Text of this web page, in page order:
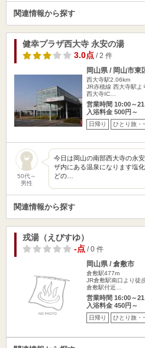
関連情報から探す
健幸プラザ西大寺 永安の湯
3.0点/ 2 件
岡山県 / 岡山市東
西大寺駅2.06km
JR赤穂線 西大寺駅よ
西大寺IC…
営業時間 10:00～
入浴料金 500円～
日帰り ひとり旅・
50代～
男性
今日は岡山の南部西大寺の永
ザ内にある温泉になります塩
どの…
関連情報から探す
戎湯（えびすゆ）
-点/ 0 件
岡山県 / 倉敷市
倉敷駅477m
JR倉敷駅南口より徒
倉敷駅付近…
営業時間 16:00～
入浴料金 450円～
日帰り ひとり旅・